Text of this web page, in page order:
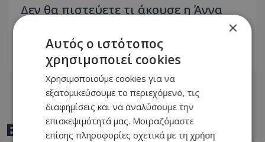
Δεν θα πιστεύετε τι άκουσε η Άννα
Βίσση σε δρόμο στο Φισκάρδο – Δείτε
βίντεο
08.08.2026 - 14:49
BEST OFTOTHEMAONLINE
×
Αυτός ο ιστότοπος
χρησιμοποιεί cookies
Χρησιμοποιούμε cookies για να
εξατομικεύσουμε το περιεχόμενο, τις
διαφημίσεις και να αναλύσουμε την
επισκεψιμότητά μας. Μοιραζόμαστε
επίσης πληροφορίες σχετικά με τη χρήση